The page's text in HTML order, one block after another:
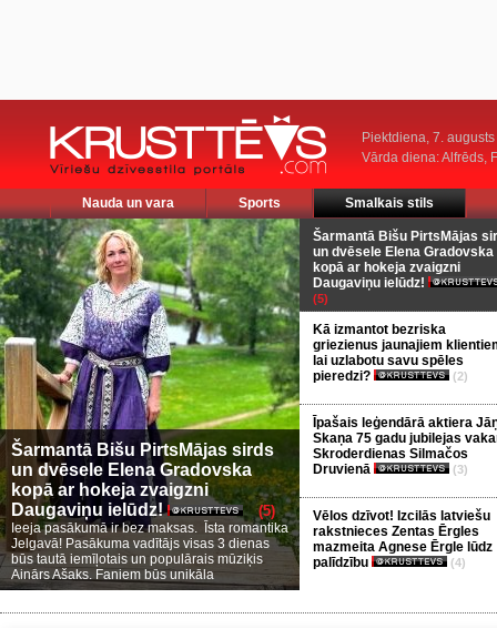
Piektdiena, 7. augusts
Vārda diena: Alfrēds,
Nauda un vara Sports Smalkais stils
Šarmantā Bišu PirtsMājas sirds
un dvēsele Elena Gradovska
kopā ar hokeja zvaigzni
Daugaviņu ielūdz!
(5)
Ieeja pasākumā ir bez maksas. Īsta romantika
Jelgavā! Pasākuma vadītājs visas 3 dienas
būs tautā iemīļotais un populārais mūziķis
Ainārs Ašaks. Faniem būs unikāla
Šarmantā Bišu PirtsMājas
un dvēsele Elena Gradovska
kopā ar hokeja zvaigzni
Daugaviņu ielūdz!
(5)
Kā izmantot bezriska
griezienus jaunajiem
lai uzlabotu savu spēles
pieredzi?
(2)
Īpašais leģendārā aktiera
Skaņa 75 gadu jubilejas
Skroderdienas Silmačos
Druvienā
(3)
Vēlos dzīvot! Izcilās latviešu
rakstnieces Zentas Ērgles
mazmeita Agnese Ērgle lūdz
palīdzību
(4)